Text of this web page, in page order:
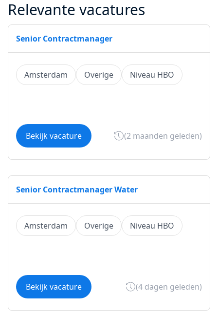
Relevante vacatures
Senior Contractmanager
Amsterdam Overige Niveau HBO
Bekijk vacature (2 maanden geleden)
Senior Contractmanager Water
Amsterdam Overige Niveau HBO
Bekijk vacature (4 dagen geleden)